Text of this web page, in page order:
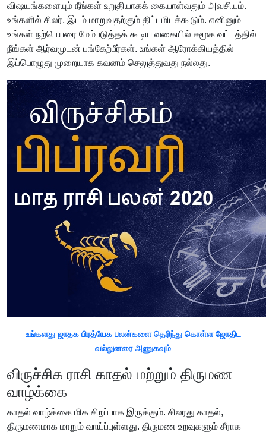
விஷயங்களையும் நீங்கள் உறுதியாகக் கையாள்வதும் அவசியம்.
உங்களில் சிலர், இடம் மாறுவதற்கும் திட்டமிடக்கூடும். எனினும்
உங்கள் நற்பெயரை மேம்படுத்தக் கூடிய வகையில் சமூக வட்டத்தில்
நீங்கள் ஆர்வமுடன் பங்கேற்பீர்கள். உங்கள் ஆரோக்கியத்தில்
இப்பொழுது முறையாக கவனம் செலுத்துவது நல்லது.
உங்களது ஜாதக பிரத்யேக பலன்களை தெரிந்து கொள்ள ஜோதிட
வல்லுனரை அணுகவும்
விருச்சிக ராசி காதல் மற்றும் திருமண
வாழ்க்கை
காதல் வாழ்க்கை மிக சிறப்பாக இருக்கும். சிலரது காதல்,
திருமணமாக மாறும் வாய்ப்புள்ளது. திருமண உறவுகளும் சீராக